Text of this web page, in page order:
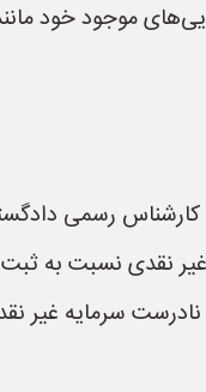
موجود خود
رسمی
نقدی نسبت به
سرمایه غیر